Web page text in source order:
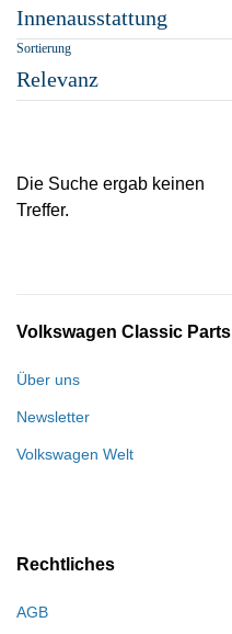
Innenausstattung
Sortierung
Relevanz
Die Suche ergab keinen
Treffer.
Volkswagen Classic Parts
Über uns
Newsletter
Volkswagen Welt
Rechtliches
AGB